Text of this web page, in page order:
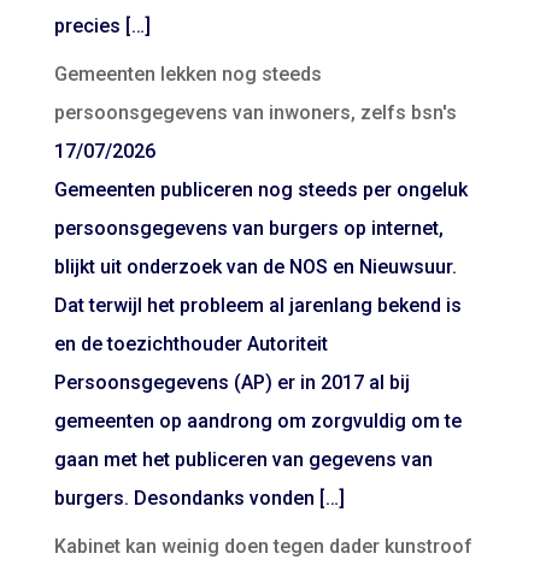
precies […]
Gemeenten lekken nog steeds
persoonsgegevens van inwoners, zelfs bsn's
17/07/2026
Gemeenten publiceren nog steeds per ongeluk
persoonsgegevens van burgers op internet,
blijkt uit onderzoek van de NOS en Nieuwsuur.
Dat terwijl het probleem al jarenlang bekend is
en de toezichthouder Autoriteit
Persoonsgegevens (AP) er in 2017 al bij
gemeenten op aandrong om zorgvuldig om te
gaan met het publiceren van gegevens van
burgers. Desondanks vonden […]
Kabinet kan weinig doen tegen dader kunstroof